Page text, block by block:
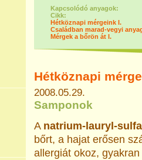
Kapcsolódó anyagok:
Cikk:
Hétköznapi mérgeink I.
Családban marad-vegyi
Mérgek a bőrön át I.
Hétköznapi
2008.05.29.
Samponok
A natrium-lauryl-
bőrt, a hajat erősen
allergiát okoz,